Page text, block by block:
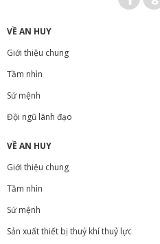
VỀ AN HUY
Giới thiệu chung
Tầm nhìn
Sứ mệnh
Đội ngũ lãnh đạo
VỀ AN HUY
Giới thiệu chung
Tầm nhìn
Sứ mệnh
Sản xuất thiết bị thuỷ khí thuỷ lực